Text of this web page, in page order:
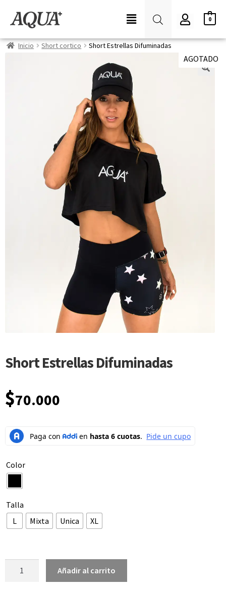
0
Inicio Short cortico Short Estrellas Difuminadas
AGOTADO
Short Estrellas Difuminadas
$70.000
Color
Talla
L
Mixta Unica XL
Añadir al carrito